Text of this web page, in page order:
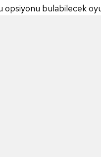
opsiyonu bulabilecek